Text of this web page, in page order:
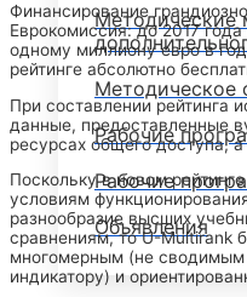
Методические
Методическое
Рабочие
Рабочие
Объявления
Финансирование
Еврокомиссия: до 2017
одному миллиону евро в
рейтинге абсолютно
При составлении рейтинга
данные, предоставленные
ресурсах общего доступа,
Поскольку в новом
условиям
разнообразие высших
сравнениям, то U-Multirank
многомерным (не сводимым
индикатору) и